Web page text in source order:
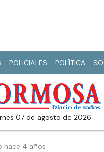
POLICIALES POLÍTICA
07 de agosto de 2026
hace 4 años